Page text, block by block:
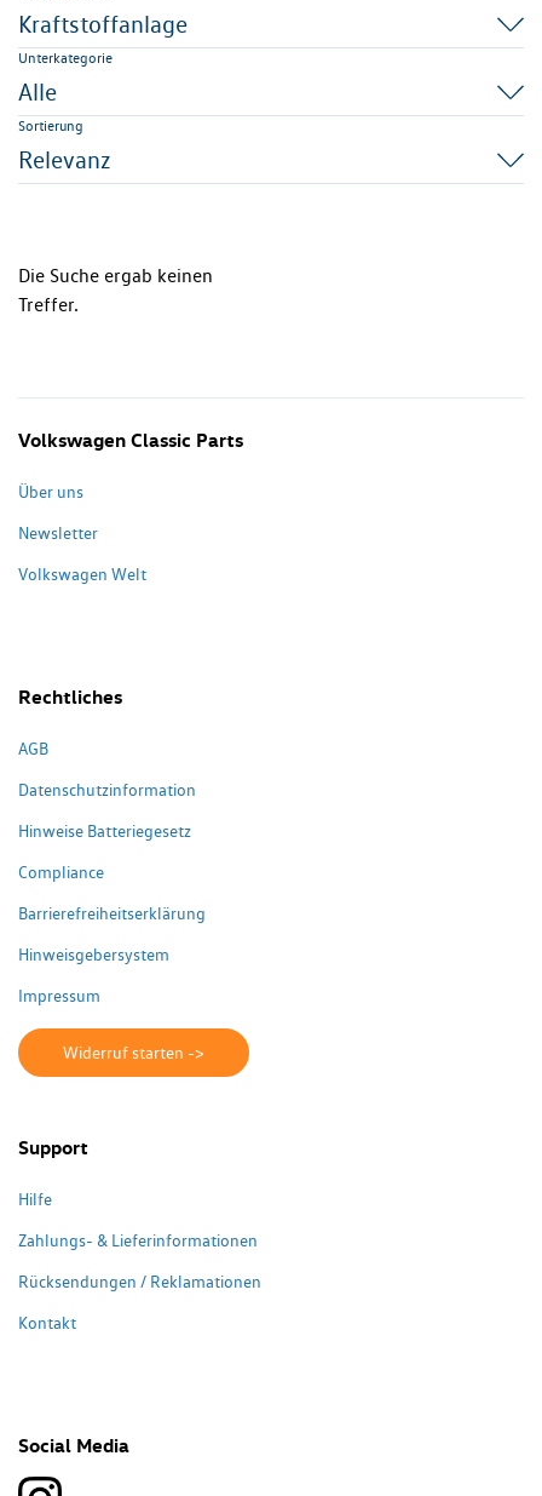
Kraftstoffanlage
Unterkategorie
Alle
Sortierung
Relevanz
Die Suche ergab keinen
Treffer.
Volkswagen Classic Parts
Über uns
Newsletter
Volkswagen Welt
Rechtliches
AGB
Datenschutzinformation
Hinweise Batteriegesetz
Compliance
Barrierefreiheitserklärung
Hinweisgebersystem
Impressum
Widerruf starten ->
Support
Hilfe
Zahlungs- & Lieferinformationen
Rücksendungen / Reklamationen
Kontakt
Social Media